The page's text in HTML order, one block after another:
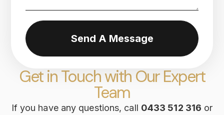
Get in Touch with Our Expert
Team
If you have any questions, call 0433 512 316 or
Send A Message